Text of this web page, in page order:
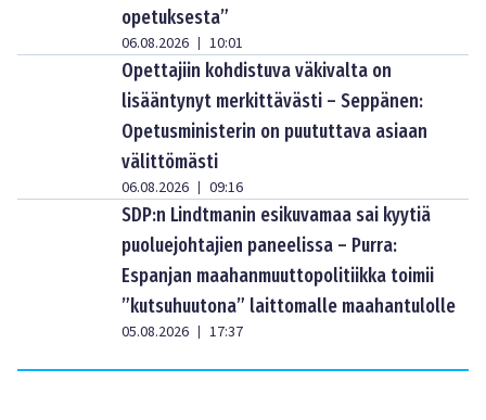
opetuksesta”
06.08.2026 | 10:01
Opettajiin kohdistuva väkivalta on
lisääntynyt merkittävästi – Seppänen:
Opetusministerin on puututtava asiaan
välittömästi
06.08.2026 | 09:16
SDP:n Lindtmanin esikuvamaa sai kyytiä
puoluejohtajien paneelissa – Purra:
Espanjan maahanmuuttopolitiikka toimii
”kutsuhuutona” laittomalle maahantulolle
05.08.2026 | 17:37